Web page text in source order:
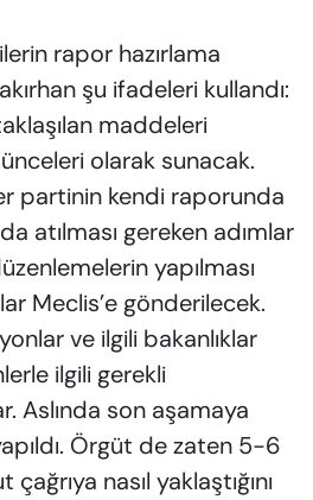
rapor hazırlama
şu ifadeleri kullandı:
maddeleri
olarak sunacak.
partinin kendi raporunda
atılması gereken adımlar
yapılması
Meclis’e gönderilecek.
ve ilgili bakanlıklar
ilgili gerekli
Aslında son aşamaya
Örgüt de zaten 5-6
nasıl yaklaştığını